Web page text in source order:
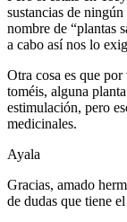
sustancias de
nombre de “plantas
a cabo así nos lo
Otra cosa es que
toméis, alguna
estimulación, pero
medicinales.
Ayala
Gracias, amado
de dudas que tiene